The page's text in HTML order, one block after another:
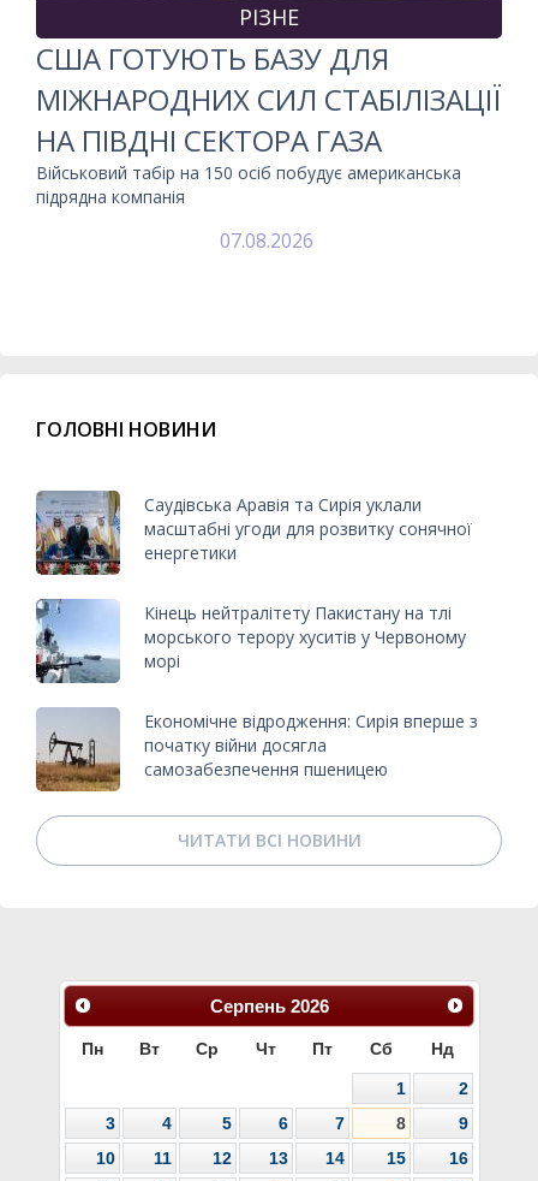
РІЗНЕ
США ГОТУЮТЬ БАЗУ ДЛЯ
МІЖНАРОДНИХ СИЛ СТАБІЛІЗАЦІЇ
НА ПІВДНІ СЕКТОРА ГАЗА
Військовий табір на 150 осіб побудує американська
підрядна компанія
07.08.2026
ГОЛОВНІ НОВИНИ
Саудівська Аравія та Сирія уклали
масштабні угоди для розвитку сонячної
енергетики
Кінець нейтралітету Пакистану на тлі
морського терору хуситів у Червоному
морі
Економічне відродження: Сирія вперше з
початку війни досягла
самозабезпечення пшеницею
ЧИТАТИ ВСІ НОВИНИ
Серпень 2026
Пн Вт Ср Чт Пт Сб Нд
1
2
3
4 5 6 7 8
9
10
11 12 13 14 15
16